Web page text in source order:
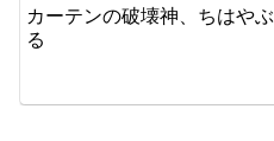
カーテンの破壊神、ちはやぶ
る